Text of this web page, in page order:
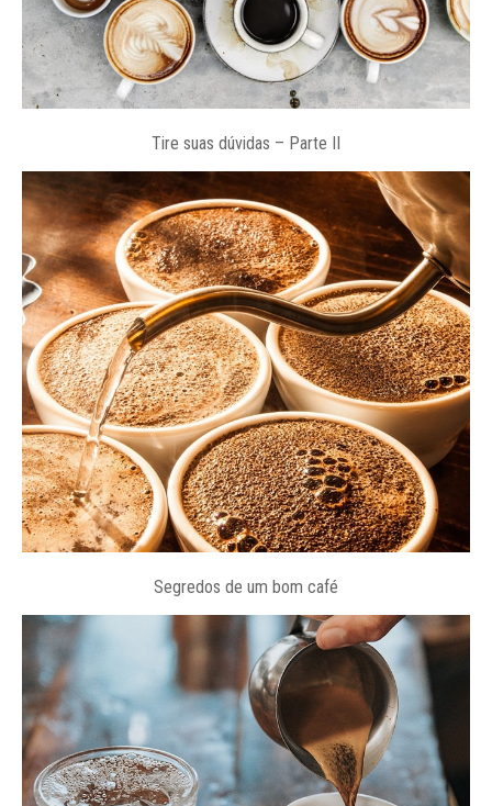
Tire suas dúvidas – Parte II
Segredos de um bom café